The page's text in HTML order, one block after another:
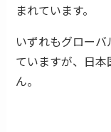
まれています。
いずれもグロー
ていますが、日
ん。